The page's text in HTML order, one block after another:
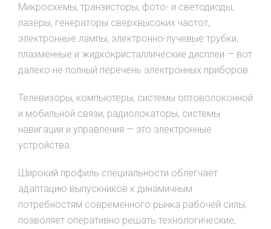
Микросхемы, транзисторы, фото- и светодиоды,
лазеры, генераторы сверхвысоких частот,
электронные лампы, электронно-лучевые трубки,
плазменные и жидкокристаллические дисплеи — вот
далеко не полный перечень электронных приборов.
Телевизоры, компьютеры, системы оптоволоконной
и мобильной связи, радиолокаторы, системы
навигации и управления — это электронные
устройства.
Широкий профиль специальности облегчает
адаптацию выпускников к динамичным
потребностям современного рынка рабочей силы,
позволяет оперативно решать технологические,